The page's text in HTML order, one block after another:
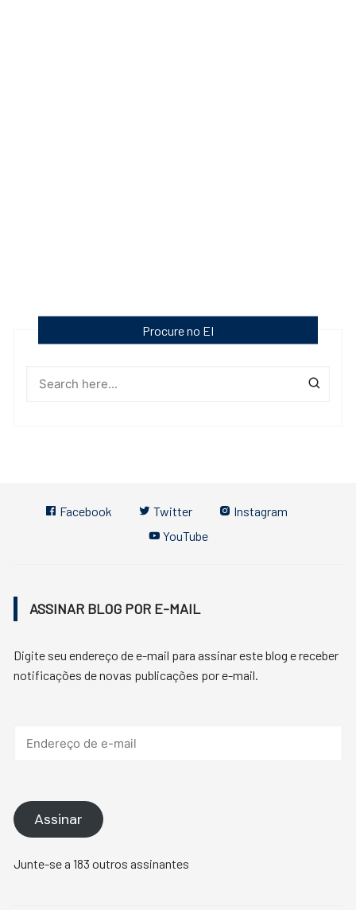
Procure no EI
Facebook Twitter
Instagram
YouTube
ASSINAR BLOG POR E-MAIL
Digite seu endereço de e-mail para assinar este blog e receber
notificações de novas publicações por e-mail.
Assinar
Junte-se a 183 outros assinantes